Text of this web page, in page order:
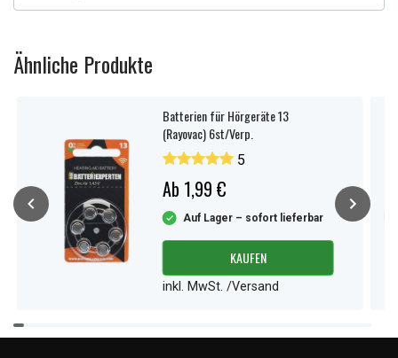
Ähnliche Produkte
Batterien für Hörgeräte 13
(Rayovac) 6st/Verp.
5
Ab 1,99 €
Auf Lager – sofort lieferbar
KAUFEN
inkl. MwSt. /Versand
Item
1